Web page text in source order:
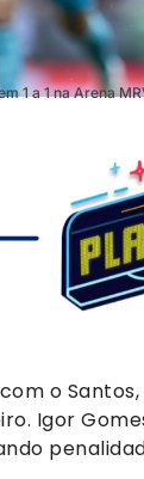
1 a 1 na Arena
o Santos,
Igor